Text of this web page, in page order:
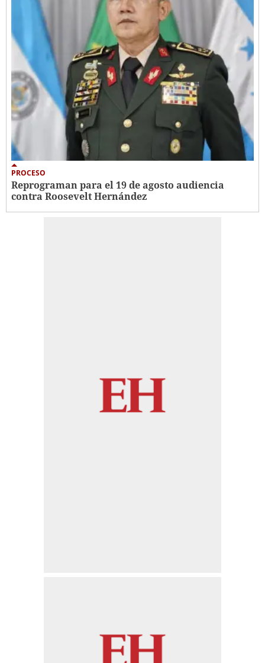
PROCESO
Reprograman para el 19 de agosto audiencia
contra Roosevelt Hernández